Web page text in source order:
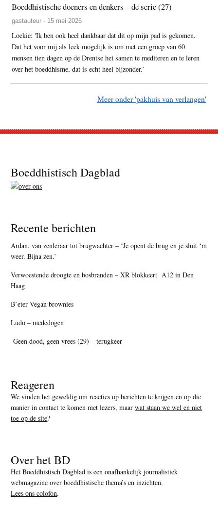
Boeddhistische doeners en denkers – de serie (27)
gastauteur - 15 mei 2026
Loekie: 'Ik ben ook heel dankbaar dat dit op mijn pad is gekomen.
Dat het voor mij als leek mogelijk is om met een groep van 60
mensen tien dagen op de Drentse hei samen te mediteren en te leren
over het boeddhisme, dat is echt heel bijzonder.’
Meer onder 'pakhuis van verlangen'
Footer
Boeddhistisch Dagblad
Recente berichten
Ardan, van zenleraar tot brugwachter – ‘Je opent de brug en je sluit ‘m
weer. Bijna zen.’
Verwoestende droogte en bosbranden – XR blokkeert A12 in Den
Haag
B’eter Vegan brownies
Ludo – mededogen
Geen dood, geen vrees (29) – terugkeer
Reageren
We vinden het geweldig om reacties op berichten te krijgen en op die
manier in contact te komen met lezers, maarwat staan we wel en niet
toe op de site?
Over het BD
Het Boeddhistisch Dagblad is een onafhankelijk journalistiek
webmagazine over boeddhistische thema’s en inzichten.
Lees ons colofon.